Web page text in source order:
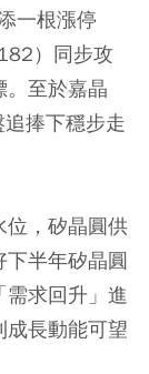
一根漲停
）同步攻
。至於嘉晶
捧下穩步走
位，矽晶圓供
下半年矽晶圓
求回升」進
成長動能可望